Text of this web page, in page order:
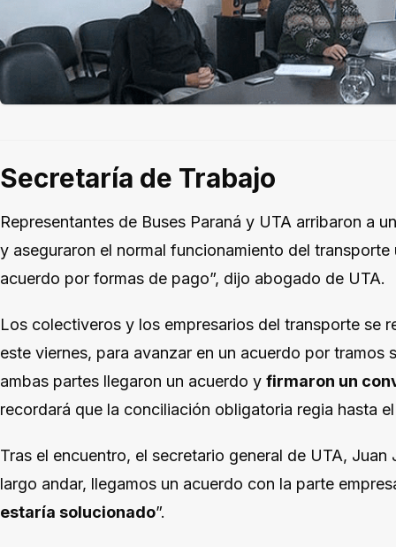
Secretaría de Trabajo
Representantes de Buses Paraná y UTA arribaron a
y aseguraron el normal funcionamiento del transporte
acuerdo por formas de pago”, dijo abogado de UTA.
Los colectiveros y los empresarios del transporte se
este viernes, para avanzar en un acuerdo por tramos
ambas partes llegaron un acuerdo y firmaron un
recordará que la conciliación obligatoria regia hasta
Tras el encuentro, el secretario general de UTA,
largo andar, llegamos un acuerdo con la parte
estaría solucionado”.